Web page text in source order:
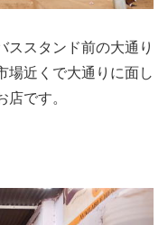
ススタンド前の大通り
場近くで大通りに面し
です。